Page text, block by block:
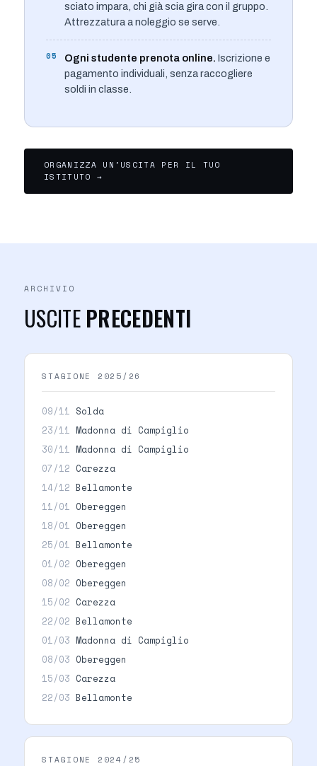
sciato impara, chi già scia gira con il gruppo.
Attrezzatura a noleggio se serve.
05 Ogni studente prenota online. Iscrizione e
pagamento individuali, senza raccogliere
soldi in classe.
ORGANIZZA UN'USCITA PER IL TUO
ISTITUTO →
ARCHIVIO
USCITE PRECEDENTI
STAGIONE 2025/26
09/11 Solda
23/11 Madonna di Campiglio
30/11 Madonna di Campiglio
07/12 Carezza
14/12 Bellamonte
11/01 Obereggen
18/01 Obereggen
25/01 Bellamonte
01/02 Obereggen
08/02 Obereggen
15/02 Carezza
22/02 Bellamonte
01/03 Madonna di Campiglio
08/03 Obereggen
15/03 Carezza
22/03 Bellamonte
STAGIONE 2024/25